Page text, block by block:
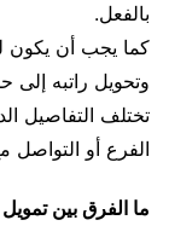
بالفعل.
كما يجب أن يكون
وتحويل راتبه
تختلف التفاصيل
الفرع أو التواصل
ما الفرق بين